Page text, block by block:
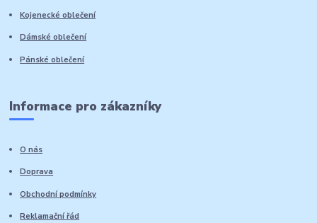
Kojenecké oblečení
Dámské oblečení
Pánské oblečení
Informace pro zákazníky
O nás
Doprava
Obchodní podmínky
Reklamační řád